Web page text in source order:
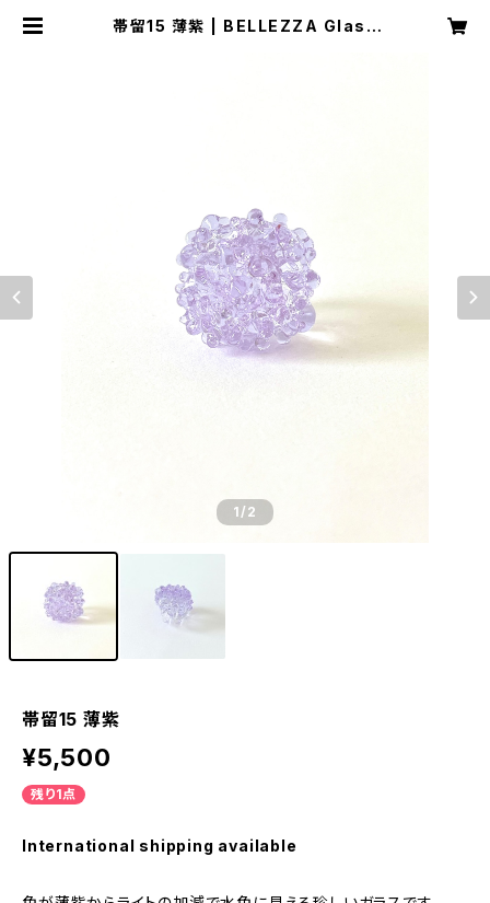
帯留15 薄紫 | BELLEZZA Glass
1/2
帯留15 薄紫
¥5,500
残り1点
International shipping available